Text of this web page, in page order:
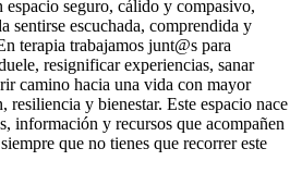
seguro, cálido y compasivo,
sentirse escuchada, comprendida y
terapia trabajamos junt@s para
resignificar experiencias, sanar
camino hacia una vida con mayor
resiliencia y bienestar. Este espacio nace
información y recursos que acompañen
que no tienes que recorrer este